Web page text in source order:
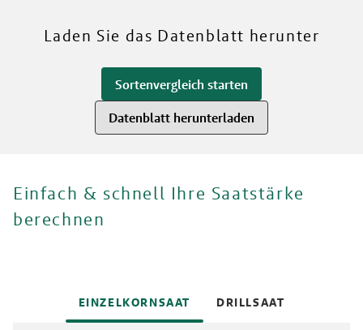
Mehr über unsere Sorten
Laden Sie das Datenblatt herunter
Sortenvergleich starten
Datenblatt herunterladen
Einfach & schnell Ihre Saatstärke
berechnen
EINZELKORNSAAT DRILLSAAT